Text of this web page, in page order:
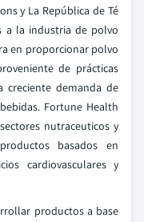
y La República de Té
a la industria de polvo
en proporcionar polvo
de prácticas
creciente demanda de
Fortune Health
nutraceuticos y
basados en
cardiovasculares y
productos a base